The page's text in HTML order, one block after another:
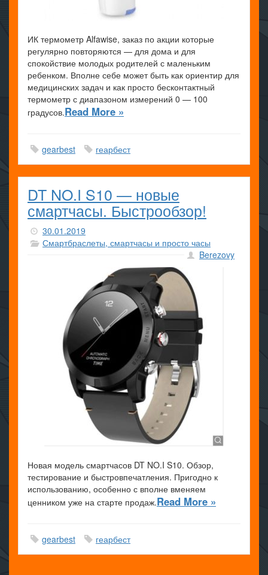
ИК термометр Alfawise, заказ по акции которые
регулярно повторяются — для дома и для
спокойствие молодых родителей с маленьким
ребенком. Вполне себе может быть как ориентир для
медицинских задач и как просто бесконтактный
термометр с диапазоном измерений 0 — 100
градусов.Read More »
gearbest геарбест
DT NO.I S10 — новые
смартчасы. Быстрообзор!
30.01.2019
Смартбраслеты, смартчасы и просто часы
Berezovy
Новая модель смартчасов DT NO.I S10. Обзор,
тестирование и быстровпечатления. Пригодно к
использованию, особенно с вполне вменяем
ценником уже на старте продаж.Read More »
gearbest геарбест